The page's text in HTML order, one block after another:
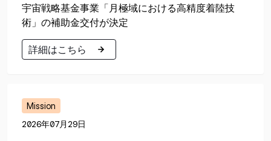
宇宙戦略基金事業「月極域における高精度着陸技
術」の補助金交付が決定
詳細はこちら
Mission
2026年07月29日